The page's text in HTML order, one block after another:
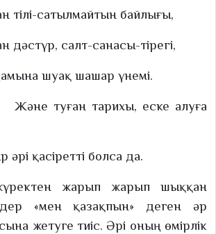
тілі-сатылмайтын байлығы,
дәстүр, салт-санасы-тірегі,
шуақ шашар үнемі.
Және туған тарихы, еске алуға
әрі қасіретті болса да.
жарып жарып шыққан
«мен қазақпын»
деген әр
жетуге тиіс. Әрі оның өмірлік